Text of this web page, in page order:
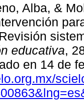
Alba, &
educativa,
en 14 de